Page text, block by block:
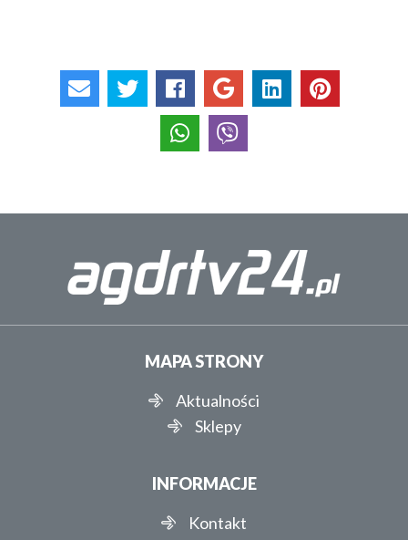
MAPA STRONY
Aktualności
Sklepy
INFORMACJE
Kontakt